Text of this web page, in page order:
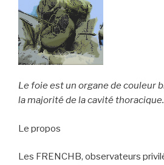
Le foie est un organe de couleur
la majorité de la cavité thoracique.
Le propos
Les FRENCHB, observateurs